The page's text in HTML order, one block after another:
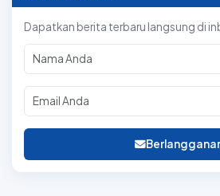
Dapatkan berita terbaru langsung di